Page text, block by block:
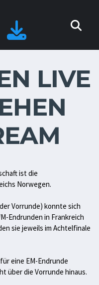
LIVE
ist die
Norwegen.
Vorrunde) konnte sich
Endrunden in Frankreich
sie jeweils im Achtelfinale
eine EM-Endrunde
über die Vorrunde hinaus.